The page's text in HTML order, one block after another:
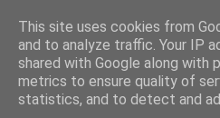
This site uses cookies from
and to analyze traffic. Your IP
shared with Google along with
metrics to ensure quality of
statistics, and to detect and